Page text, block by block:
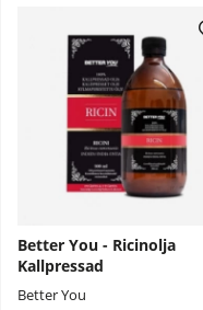
Better You - Ricinolja
Kallpressad
Better You